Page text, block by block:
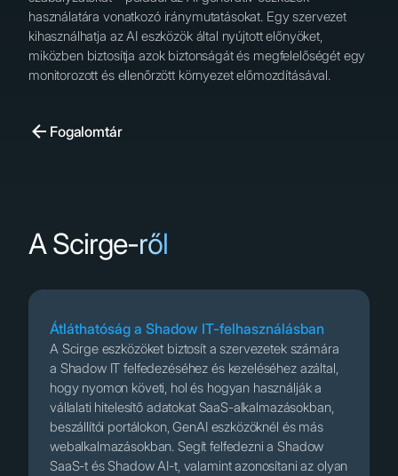
használatára vonatkozó iránymutatásokat. Egy szervezet
kihasználhatja az AI eszközök által nyújtott előnyöket,
miközben biztosítja azok biztonságát és megfelelőségét egy
monitorozott és ellenőrzött környezet előmozdításával.
Fogalomtár
A Scirge-ről
Átláthatóság a Shadow IT-felhasználásban
A Scirge eszközöket biztosít a szervezetek számára
a Shadow IT felfedezéséhez és kezeléséhez azáltal,
hogy nyomon követi, hol és hogyan használják a
vállalati hitelesítő adatokat SaaS-alkalmazásokban,
beszállítói portálokon, GenAI eszközöknél és más
webalkalmazásokban. Segít felfedezni a Shadow
SaaS-t és Shadow AI-t, valamint azonosítani az olyan